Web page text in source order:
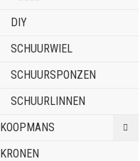
DIY
SCHUURWIEL
SCHUURSPONZEN
SCHUURLINNEN
KOOPMANS
KRONEN